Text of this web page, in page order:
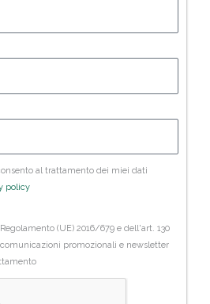
al trattamento dei miei dati
policy
(UE) 2016/679 e dell'art. 130
comunicazioni promozionali e newsletter